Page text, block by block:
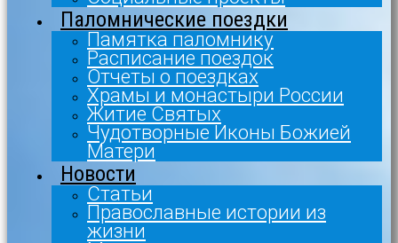
Паломнические поездки
Памятка паломнику
Расписание поездок
Отчеты о поездках
Храмы и монастыри России
Житие Святых
Чудотворные Иконы Божией
Матери
Новости
Статьи
Православные истории из
жизни